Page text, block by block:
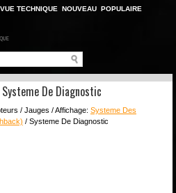
TECHNIQUE NOUVEAU POPULAIRE
De Diagnostic
/ Jauges / Affichage: Systeme Des
/ Systeme De Diagnostic